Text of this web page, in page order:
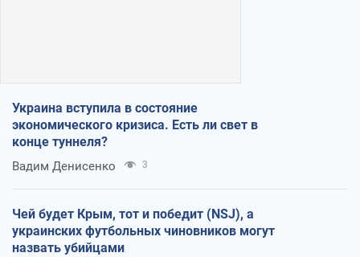
Украина вступила в состояние
экономического кризиса. Есть ли свет в
конце туннеля?
Вадим Денисенко 3
Чей будет Крым, тот и победит (NSJ), а
украинских футбольных чиновников могут
назвать убийцами